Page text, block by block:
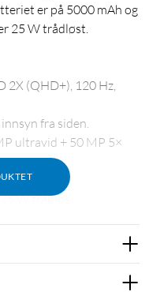
er på 5000 mAh og
25 W trådløst.
2X (QHD+), 120 Hz,
fra siden.
ultravid + 50 MP 5×
apper.
W trådløs
Gen1, UWB.
Pen og Armor